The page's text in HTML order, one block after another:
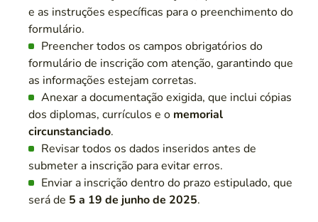
e as instruções específicas para o preenchimento do
formulário.
Preencher todos os campos obrigatórios do
formulário de inscrição com atenção, garantindo que
as informações estejam corretas.
Anexar a documentação exigida, que inclui cópias
dos diplomas, currículos e o memorial
circunstanciado.
Revisar todos os dados inseridos antes de
submeter a inscrição para evitar erros.
Enviar a inscrição dentro do prazo estipulado, que
será de 5 a 19 de junho de 2025.